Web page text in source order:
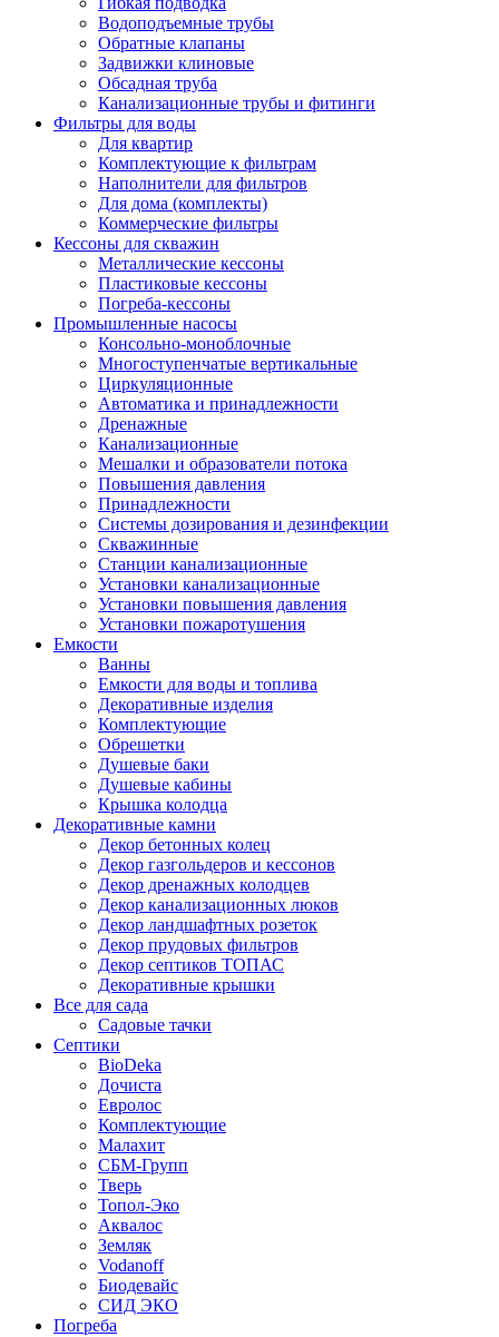
Водоподъемные трубы
Обратные клапаны
Задвижки клиновые
Обсадная труба
Канализационные трубы и фитинги
Фильтры для воды
Для квартир
Комплектующие к фильтрам
Наполнители для фильтров
Для дома (комплекты)
Коммерческие фильтры
Кессоны для скважин
Металлические кессоны
Пластиковые кессоны
Погреба-кессоны
Промышленные насосы
Консольно-моноблочные
Многоступенчатые вертикальные
Циркуляционные
Автоматика и принадлежности
Дренажные
Канализационные
Мешалки и образователи потока
Повышения давления
Принадлежности
Системы дозирования и дезинфекции
Скважинные
Станции канализационные
Установки канализационные
Установки повышения давления
Установки пожаротушения
Емкости
Ванны
Емкости для воды и топлива
Декоративные изделия
Комплектующие
Обрешетки
Душевые баки
Душевые кабины
Крышка колодца
Декоративные камни
Декор бетонных колец
Декор газгольдеров и кессонов
Декор дренажных колодцев
Декор канализационных люков
Декор ландшафтных розеток
Декор прудовых фильтров
Декор септиков ТОПАС
Декоративные крышки
Все для сада
Садовые тачки
Септики
BioDeka
Дочиста
Евролос
Комплектующие
Малахит
СБМ-Групп
Тверь
Топол-Эко
Аквалос
Земляк
Vodanoff
Биодевайс
СИД ЭКО
Погреба